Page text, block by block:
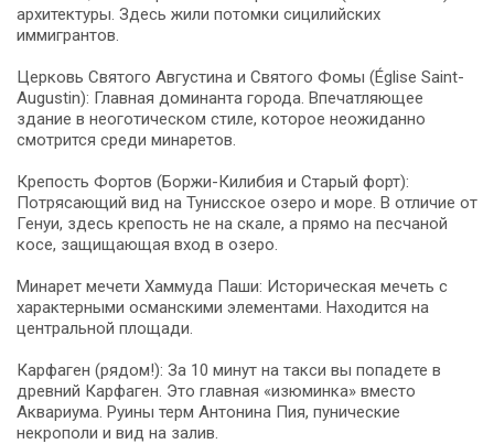
архитектуры. Здесь жили потомки сицилийских
иммигрантов.
Церковь Святого Августина и Святого Фомы (Église Saint-
Augustin): Главная доминанта города. Впечатляющее
здание в неоготическом стиле, которое неожиданно
смотрится среди минаретов.
Крепость Фортов (Боржи-Килибия и Старый форт):
Потрясающий вид на Тунисское озеро и море. В отличие от
Генуи, здесь крепость не на скале, а прямо на песчаной
косе, защищающая вход в озеро.
Минарет мечети Хаммуда Паши: Историческая мечеть с
характерными османскими элементами. Находится на
центральной площади.
Карфаген (рядом!): За 10 минут на такси вы попадете в
древний Карфаген. Это главная «изюминка» вместо
Аквариума. Руины терм Антонина Пия, пунические
некрополи и вид на залив.